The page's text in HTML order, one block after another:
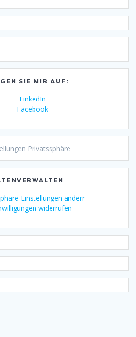
SIE MIR AUF:
LinkedIn
Facebook
Privatssphäre
Einstellungen ändern
widerrufen